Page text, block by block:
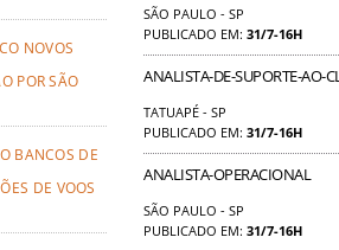
NOVOS
POR SÃO
BANCOS DE
DE VOOS
SÃO PAULO - SP
PUBLICADO EM: 31/7-16H
ANALISTA-DE-SUPORTE-AO-
TATUAPÉ - SP
PUBLICADO EM: 31/7-16H
ANALISTA-OPERACIONAL
SÃO PAULO - SP
PUBLICADO EM: 31/7-16H